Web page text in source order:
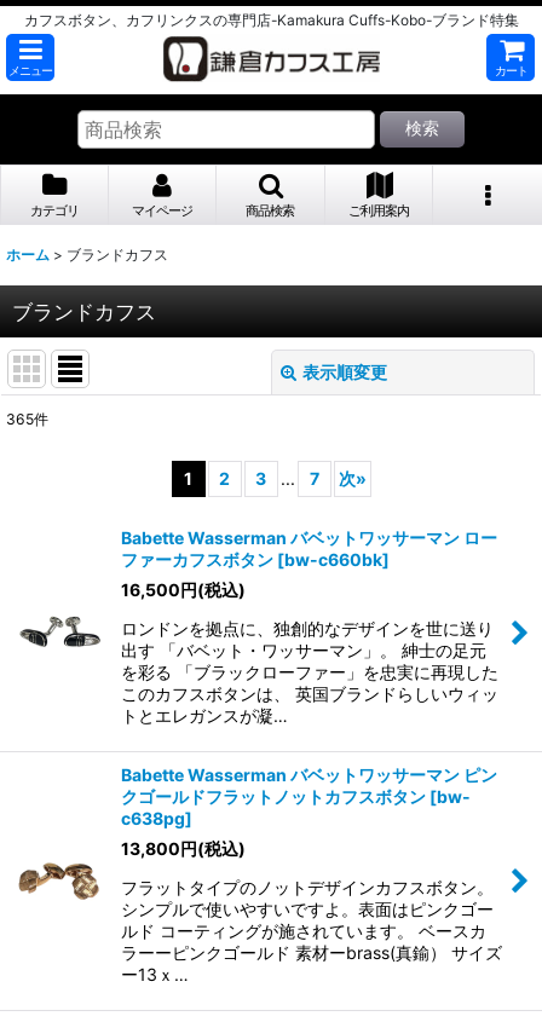
カフスボタン、カフリンクスの専門店-Kamakura Cuffs-Kobo-ブランド特集
メニュー カート
検索
カテゴリ マイページ 商品検索 ご利用案内
ホーム > ブランドカフス
ブランドカフス
表示順変更
サブカテゴリ
絞り込む
365件
1 2 3 ... 7 次»
Babette Wasserman バベットワッサーマン ロー
ファーカフスボタン [bw-c660bk]
16,500円(税込)
ロンドンを拠点に、独創的なデザインを世に送り
出す 「バベット・ワッサーマン」。 紳士の足元
を彩る 「ブラックローファー」を忠実に再現した
このカフスボタンは、 英国ブランドらしいウィッ
トとエレガンスが凝…
Babette Wasserman バベットワッサーマン ピン
クゴールドフラットノットカフスボタン [bw-
c638pg]
13,800円(税込)
フラットタイプのノットデザインカフスボタン。
シンプルで使いやすいですよ。表面はピンクゴー
ルド コーティングが施されています。 ベースカ
ラーーピンクゴールド 素材ーbrass(真鍮） サイズ
ー13ｘ…